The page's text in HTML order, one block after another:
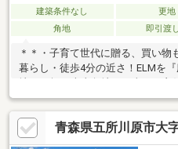
建築条件なし 更地
角地
即引渡
＊＊・子育て世代に贈る、買い物
暮らし・徒歩4分の近さ！ELMを
＊【通学】学校法人下山学園 五
分/中央小学校まで約650m徒歩9
1000m【生活】弘南バス「石岡」
まで約270m徒歩4分/DCM五所川
青森県五所川原市大